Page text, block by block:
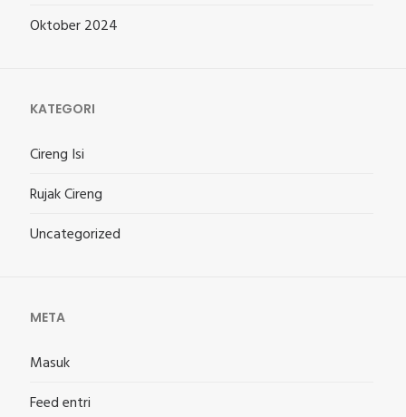
Oktober 2024
KATEGORI
Cireng Isi
Rujak Cireng
Uncategorized
META
Masuk
Feed entri